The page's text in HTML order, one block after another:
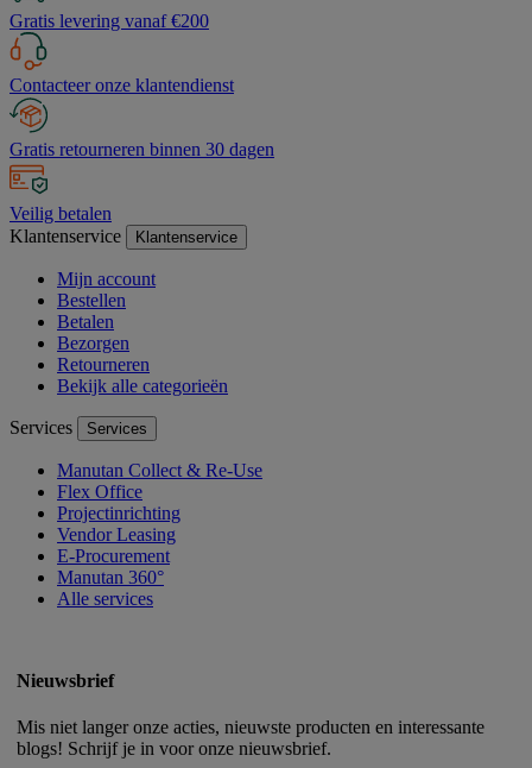
Gratis levering vanaf €200
Contacteer onze klantendienst
Gratis retourneren binnen 30 dagen
Veilig betalen
Klantenservice
Klantenservice
Mijn account
Bestellen
Betalen
Bezorgen
Retourneren
Bekijk alle categorieën
Services Services
Manutan Collect & Re-Use
Flex Office
Projectinrichting
Vendor Leasing
E-Procurement
Manutan 360°
Alle services
Nieuwsbrief
Mis niet langer onze acties, nieuwste producten en interessante
blogs! Schrijf je in voor onze nieuwsbrief.